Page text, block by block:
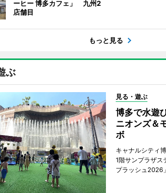
ーヒー 博多カフェ」 九州2
店舗目
もっと見る
ぶ
見る・遊ぶ
博多で水遊
ニオンズ＆
ボ
キャナルシティ
1階サンプラザス
プラッシュ2026